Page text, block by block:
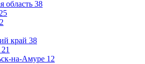
область 38
25
2
край 38
21
на-Амуре 12